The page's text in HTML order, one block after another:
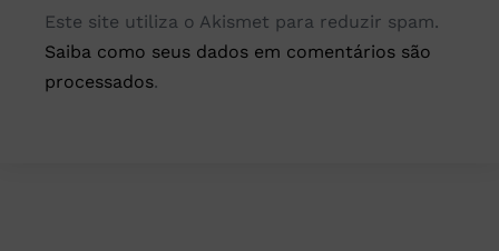
Este site utiliza o Akismet para reduzir spam.
Saiba como seus dados em comentários são
processados.